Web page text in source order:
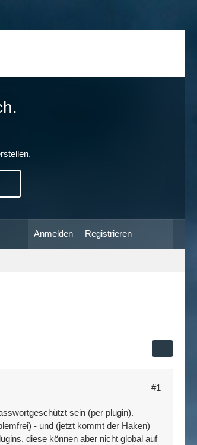
Anmelden Registrieren
#1
sein (per plugin).
- und (jetzt kommt der Haken)
diese können aber nicht global auf